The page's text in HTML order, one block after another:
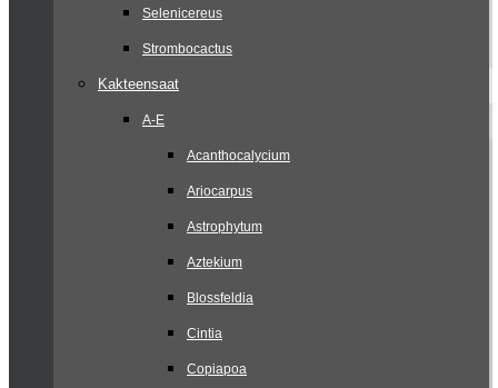
Selenicereus
Strombocactus
Kakteensaat
A-E
Acanthocalycium
Ariocarpus
Astrophytum
Aztekium
Blossfeldia
Cintia
Copiapoa